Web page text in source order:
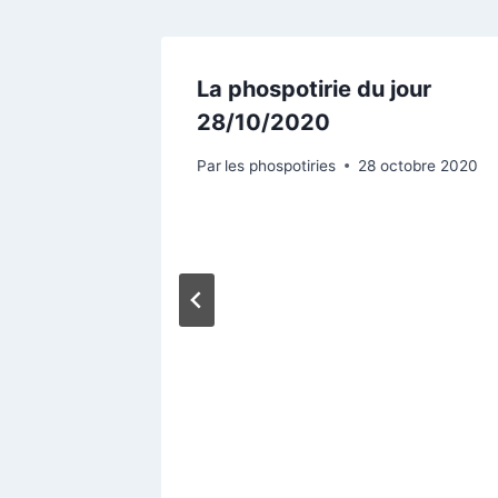
La phospotirie du jour
28/10/2020
Par les phospotiries 28 octobre 2020